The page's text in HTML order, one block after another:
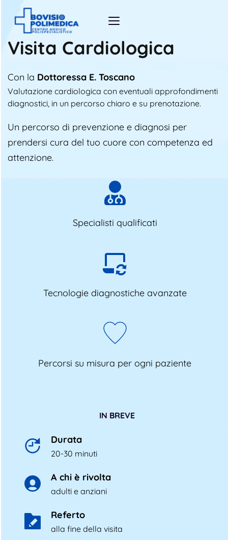
Visita Cardiologica
Con la Dottoressa E. Toscano
Valutazione cardiologica con eventuali approfondimenti
diagnostici, in un percorso chiaro e su prenotazione.
Un percorso di prevenzione e diagnosi per
prendersi cura del tuo cuore con competenza ed
attenzione.
Specialisti qualificati
Tecnologie diagnostiche avanzate
Percorsi su misura per ogni paziente
IN BREVE
Durata
20-30 minuti
A chi è rivolta
adulti e anziani
Referto
alla fine della visita